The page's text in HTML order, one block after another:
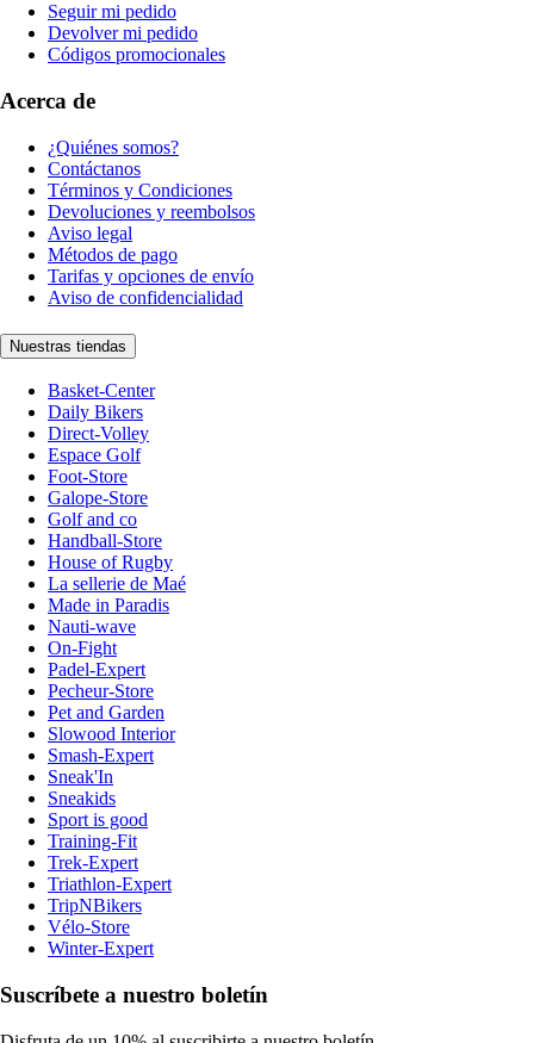
Seguir mi pedido
Devolver mi pedido
Códigos promocionales
Acerca de
¿Quiénes somos?
Contáctanos
Términos y Condiciones
Devoluciones y reembolsos
Aviso legal
Métodos de pago
Tarifas y opciones de envío
Aviso de confidencialidad
Nuestras tiendas
Basket-Center
Daily Bikers
Direct-Volley
Espace Golf
Foot-Store
Galope-Store
Golf and co
Handball-Store
House of Rugby
La sellerie de Maé
Made in Paradis
Nauti-wave
On-Fight
Padel-Expert
Pecheur-Store
Pet and Garden
Slowood Interior
Smash-Expert
Sneak'In
Sneakids
Sport is good
Training-Fit
Trek-Expert
Triathlon-Expert
TripNBikers
Vélo-Store
Winter-Expert
Suscríbete a nuestro boletín